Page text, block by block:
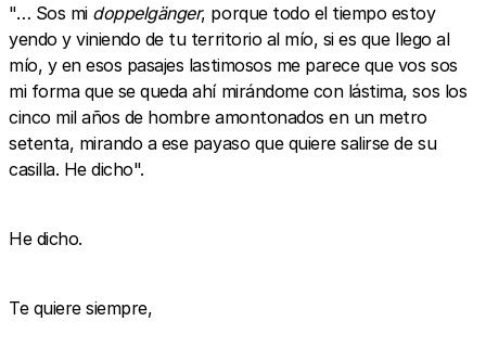
"… Sos mi doppelgänger, porque todo el tiempo estoy
yendo y viniendo de tu territorio al mío, si es que llego al
mío, y en esos pasajes lastimosos me parece que vos sos
mi forma que se queda ahí mirándome con lástima, sos los
cinco mil años de hombre amontonados en un metro
setenta, mirando a ese payaso que quiere salirse de su
casilla. He dicho".
He dicho.
Te quiere siempre,